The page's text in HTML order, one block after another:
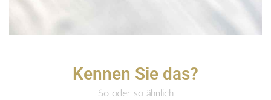
Kennen Sie das?
So oder so ähnlich